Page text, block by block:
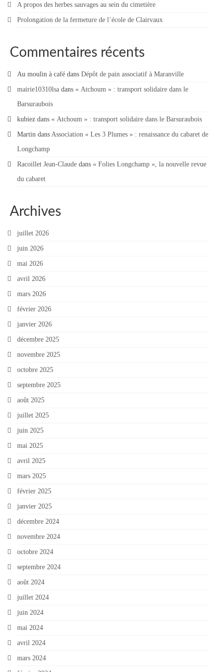
A propos des herbes sauvages au sein du cimetière
Prolongation de la fermeture de l’école de Clairvaux
Commentaires récents
Au moulin à café dans Dépôt de pain associatif à Maranville
mairie10310lsa dans « Atchoum » : transport solidaire dans le
Barsuraubois
kubiez dans « Atchoum » : transport solidaire dans le Barsuraubois
Martin dans Association « Les 3 Plumes » : renaissance du cabaret de
Longchamp
Racoillet Jean-Claude dans « Folies Longchamp », la nouvelle revue
du cabaret
Archives
juillet 2026
juin 2026
mai 2026
avril 2026
mars 2026
février 2026
janvier 2026
décembre 2025
novembre 2025
octobre 2025
septembre 2025
août 2025
juillet 2025
juin 2025
mai 2025
avril 2025
mars 2025
février 2025
janvier 2025
décembre 2024
novembre 2024
octobre 2024
septembre 2024
août 2024
juillet 2024
juin 2024
mai 2024
avril 2024
mars 2024